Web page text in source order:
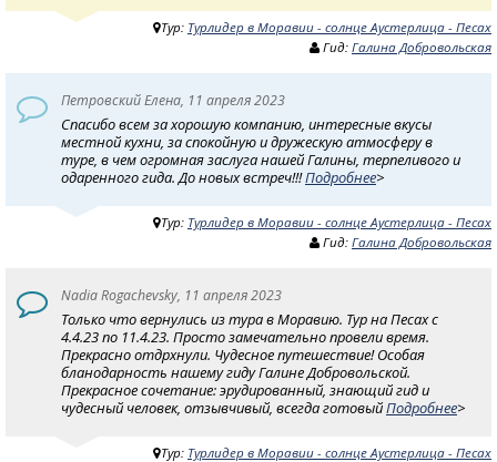
Тур: Турлидер в Моравии - солнце Аустерлица - Песах
Гид: Галина Добровольская
Петровский Елена, 11 апреля 2023
Спасибо всем за хорошую компанию, интересные вкусы
местной кухни, за спокойную и дружескую атмосферу в
туре, в чем огромная заслуга нашей Галины, терпеливого и
одаренного гида. До новых встреч!!!Подробнее>
Тур: Турлидер в Моравии - солнце Аустерлица - Песах
Гид: Галина Добровольская
Nadia Rogachevsky, 11 апреля 2023
Только что вернулись из тура в Моравию. Тур на Песах с
4.4.23 по 11.4.23. Просто замечательно провели время.
Прекрасно отдрхнули. Чудесное путешествие! Особая
бланодарность нашему гиду Галине Добровольской.
Прекрасное сочетание: эрудированный, знающий гид и
чудесный человек, отзывчивый, всегда готовыйПодробнее>
Тур: Турлидер в Моравии - солнце Аустерлица - Песах